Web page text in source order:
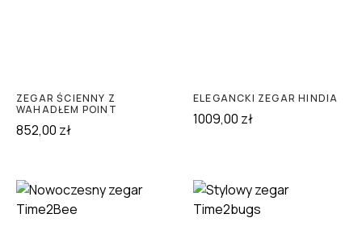
ZEGAR ŚCIENNY Z
WAHADŁEM POINT
852,00 zł
ELEGANCKI ZEGAR HINDIA
1009,00 zł